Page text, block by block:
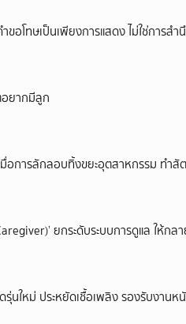
อโทษเป็นเพียงการแสดง ไม่ใช่การสำ
อยากมีลูก
มื่อการลักลอบทิ้งขยะอุตสาหกรรม ทำสั
ยกระดับระบบการดูแล ให้กลาย
นใหม่ ประหยัดเชื้อเพลิง รองรับงาน